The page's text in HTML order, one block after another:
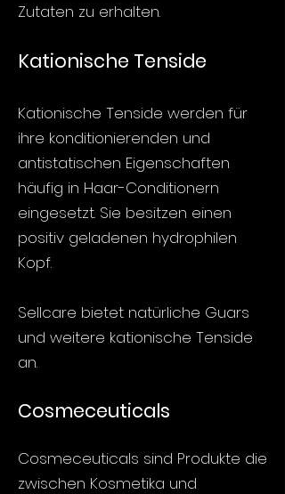
Zutaten zu erhalten.
Kationische Tenside
Kationische Tenside werden für
ihre konditionierenden und
antistatischen Eigenschaften
häufig in Haar-Conditionern
eingesetzt. Sie besitzen einen
positiv geladenen hydrophilen
Kopf.
Sellcare bietet natürliche Guars
und weitere kationische Tenside
an.
Cosmeceuticals
Cosmeceuticals sind Produkte die
zwischen Kosmetika und